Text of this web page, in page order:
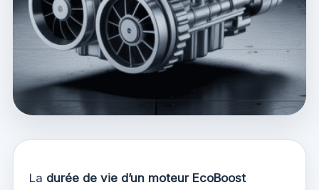
La durée de vie d’un moteur EcoBoost